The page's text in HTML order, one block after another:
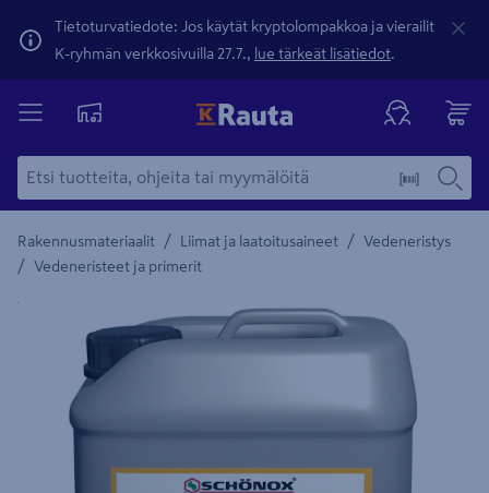
Tietoturvatiedote: Jos käytät kryptolompakkoa ja vierailit
K-ryhmän verkkosivuilla 27.7., lue tärkeät lisätiedot.
Rakennusmateriaalit / Liimat ja laatoitusaineet / Vedeneristys
/ Vedeneristeet ja primerit
Yksityiskohtainen kuvaus löytyy Tuotteen kuvaus -